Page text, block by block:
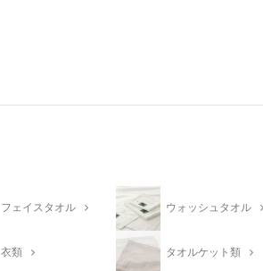
フェイスタオル ウォッシュタオル
衣類 タオルケット類